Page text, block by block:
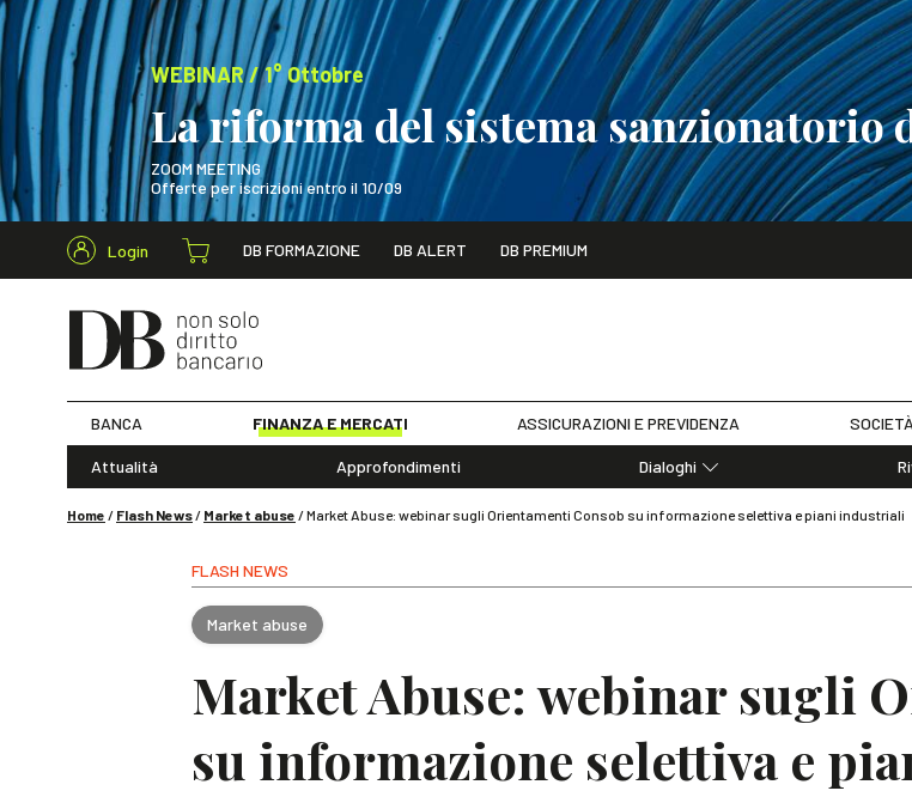
WEBINAR / 1° Ottobre
La riforma del sistema sanzionatorio
ZOOM MEETING
Offerte per iscrizioni entro il 10/09
WEBINAR / 1° Ottobre
Login DB FORMAZIONE DB ALERT DB PREMIUM
BANCA FINANZA E MERCATI ASSICURAZIONI E PREVIDENZA SOCIETÀ
Attualità Approfondimenti
Dialoghi
Home / Flash News/ Market abuse /Market Abuse: webinar sugli Orientamenti Consob su informazione selettiva e piani industriali
FLASH NEWS
Market abuse
Market Abuse: webinar sugli
su informazione selettiva e